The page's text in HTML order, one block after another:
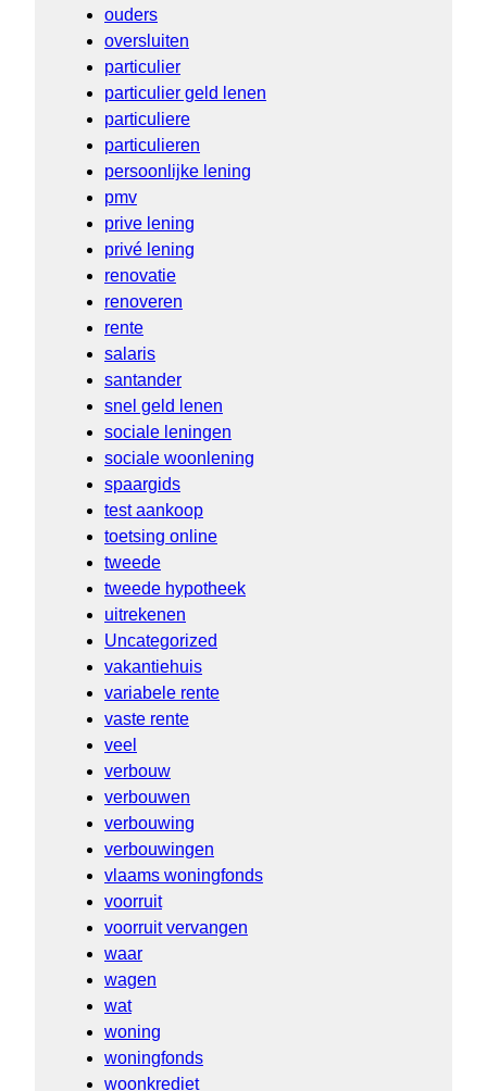
ouders
oversluiten
particulier
particulier geld lenen
particuliere
particulieren
persoonlijke lening
pmv
prive lening
privé lening
renovatie
renoveren
rente
salaris
santander
snel geld lenen
sociale leningen
sociale woonlening
spaargids
test aankoop
toetsing online
tweede
tweede hypotheek
uitrekenen
Uncategorized
vakantiehuis
variabele rente
vaste rente
veel
verbouw
verbouwen
verbouwing
verbouwingen
vlaams woningfonds
voorruit
voorruit vervangen
waar
wagen
wat
woning
woningfonds
woonkrediet